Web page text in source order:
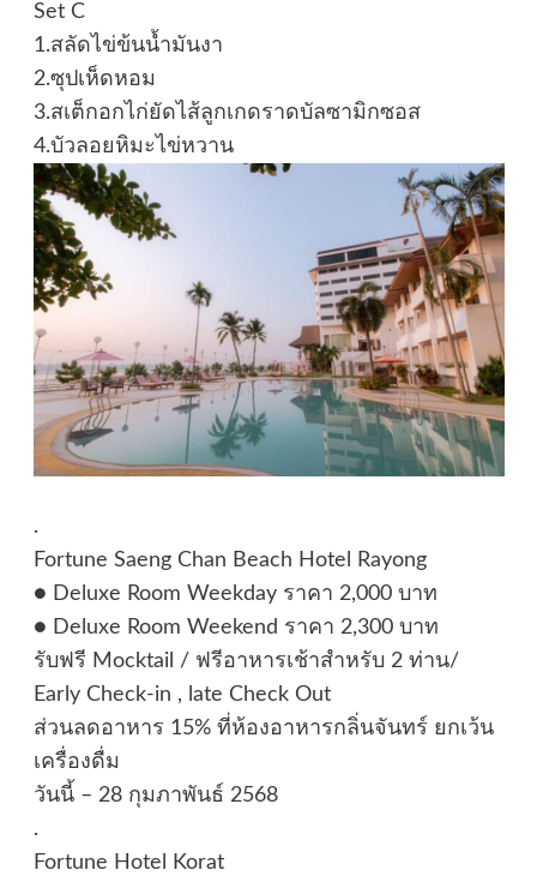
Set C
1.สลัดไข่ข้นน้ำมันงา
2.ซุปเห็ดหอม
3.สเต็กอกไก่ยัดไส้ลูกเกดราดบัลซามิกซอส
4.บัวลอยหิมะไข่หวาน
.
Fortune Saeng Chan Beach Hotel Rayong
● Deluxe Room Weekday ราคา 2,000 บาท
● Deluxe Room Weekend ราคา 2,300 บาท
รับฟรี Mocktail / ฟรีอาหารเช้าสำหรับ 2 ท่าน/
Early Check-in , late Check Out
ส่วนลดอาหาร 15% ที่ห้องอาหารกลิ่นจันทร์ ยกเว้น
เครื่องดื่ม
วันนี้ – 28 กุมภาพันธ์ 2568
.
Fortune Hotel Korat